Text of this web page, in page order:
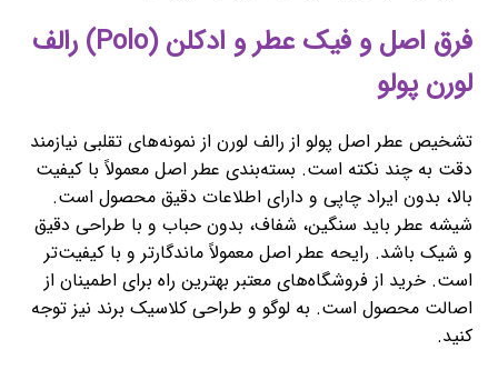
فرق اصل و فیک عطر و ادکلن (Polo) رالف
لورن پولو
تشخیص عطر اصل پولو از رالف لورن از نمونه‌های تقلبی نیازمند
دقت به چند نکته است. بسته‌بندی عطر اصل معمولاً با کیفیت
بالا، بدون ایراد چاپی و دارای اطلاعات دقیق محصول است.
شیشه عطر باید سنگین، شفاف، بدون حباب و با طراحی دقیق
و شیک باشد. رایحه عطر اصل معمولاً ماندگارتر و با کیفیت‌تر
است. خرید از فروشگاه‌های معتبر بهترین راه برای اطمینان از
اصالت محصول است. به لوگو و طراحی کلاسیک برند نیز توجه
کنید.